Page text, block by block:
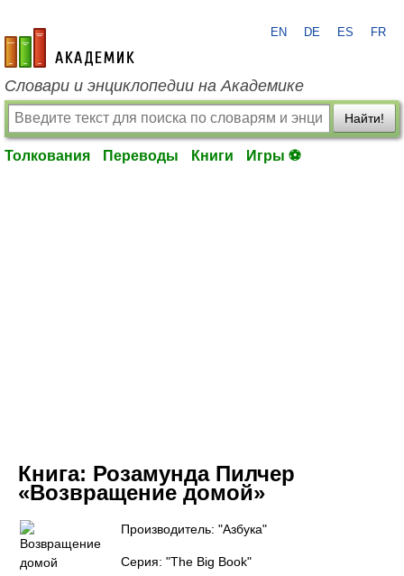
academic.ru
EN DE ES FR
Словари и энциклопедии на Академике
Найти!
Толкования Переводы Книги Игры ⚽
Книга: Розамунда Пилчер
«Возвращение домой»
Производитель: "Азбука"
Серия: "The Big Book"